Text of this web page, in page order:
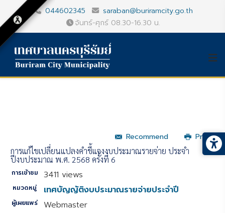
044602345
saraban@buriramcity.go.th
จันทร์-ศุกร์ 08.30-16.30 น.
Recommend
Print
การแก้ไขเปลี่ยนแปลงคำชี้แจงงบประมาณรายจ่าย ประจำ
ปีงบประมาณ พ.ศ. 2568 ครั้งที่ 6
การเข้าชม 3411 views
หมวดหมู่ เทศบัญญัติงบประมาณรายจ่ายประจำปี
ผู้เผยแพร่ Webmaster